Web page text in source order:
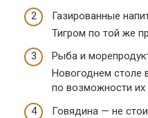
Газированные
Тигром по той же
Рыба и
Новогоднем столе
по возможности
Говядина — не